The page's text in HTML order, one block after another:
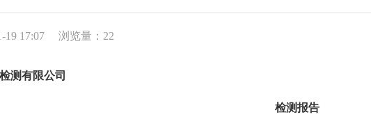
19 17:07 浏览量： 22
测有限公司
检测报告